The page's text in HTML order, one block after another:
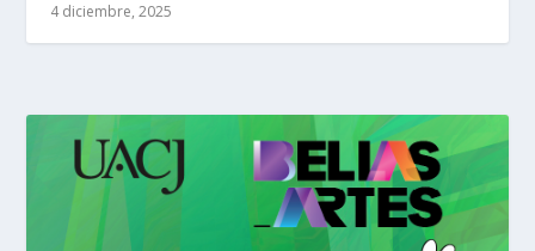
4 diciembre, 2025